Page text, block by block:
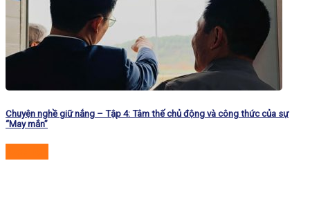
Chuyện nghề giữ nắng – Tập 4: Tâm thế chủ động và công thức của sự
“May mắn”